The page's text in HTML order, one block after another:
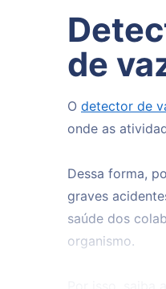
Detector de gases: Detector
de
O detector de
onde as
Dessa forma,
graves
saúde dos
organismo.